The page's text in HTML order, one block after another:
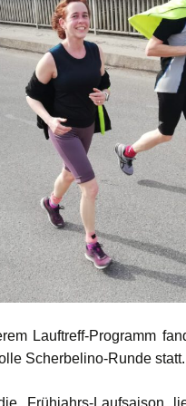
Foto-Impressionen
Foto-Impressionen
Strecken
Lauftreff
Lauftreff-Programm
Scherbelino-Runde statt.
Frühjahrs-Laufsaison